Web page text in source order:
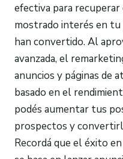
efectiva para
mostrado interés en
han convertido. Al
avanzada, el
anuncios y páginas de
basado en el
podés aumentar tus
prospectos y
Recordá que el éxito